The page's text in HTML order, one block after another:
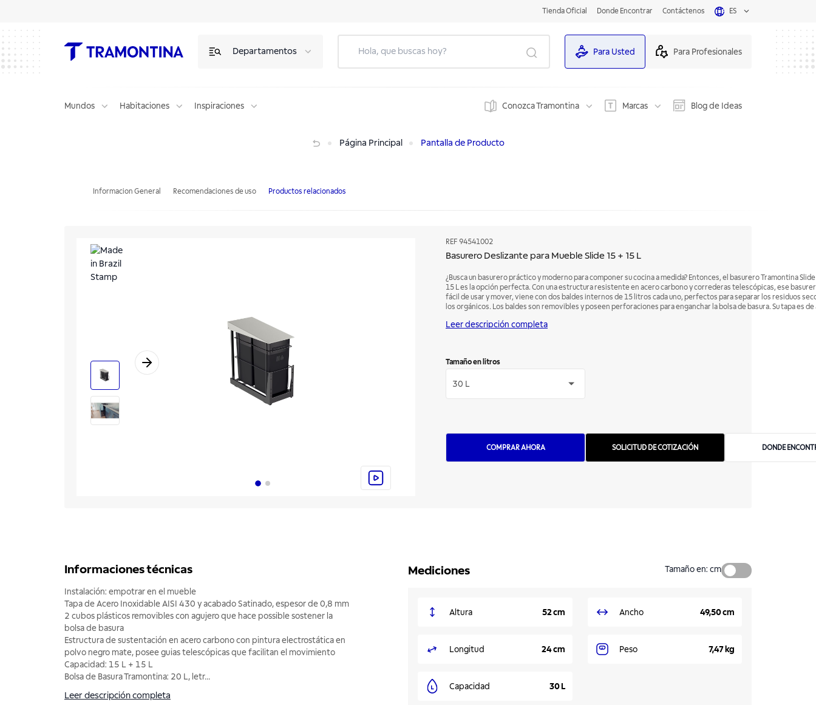
Tienda Oficial Donde Encontrar Contáctenos ES
Departamentos Para Usted Para Profesionales
Mundos Habitaciones Inspiraciones Conozca Tramontina Marcas Blog de Ideas
Página Principal Pantalla de Producto
Informacion General Recomendaciones de uso Productos relacionados
REF 94541002
Basurero Deslizante para Mueble Slide 15 + 15 L
¿Busca un basurero práctico y moderno para componer su cocina a medida? Entonces, el basurero Tramontina Slide
15 L es la opción perfecta. Con una estructura resistente en acero carbono y correderas telescópicas, ese
fácil de usar y mover, viene con dos baldes internos de 15 litros cada uno, perfectos para separar los residuos
los orgánicos. Los baldes son removibles y poseen perforaciones para enganchar la bolsa de basura. Su tapa es de
transformar su cocina y el descarte de residuos en algo mucho más fácil y eficiente!
Leer descripción completa
Tamaño en litros
30 L
COMPRAR AHORA SOLICITUD DE COTIZACIÓN DONDE
Informaciones técnicas
Instalación: empotrar en el mueble
Tapa de Acero Inoxidable AISI 430 y acabado Satinado, espesor de 0,8 mm
2 cubos plásticos removibles con agujero que hace possible sostener la
bolsa de basura
Estructura de sustentación en acero carbono con pintura electrostática en
polvo negro mate, posee guias telescópicas que facilitan el movimiento
Capacidad: 15 L + 15 L
Bolsa de Basura Tramontina: 20 L, letr...
Leer descripción completa
Mediciones Tamaño en: cm
Altura 52 cm Ancho 49,50 cm
Longitud 24 cm Peso 7,47 kg
Capacidad 30 L